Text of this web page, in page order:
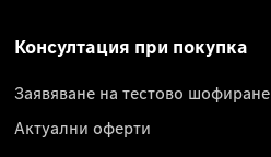
Консултация при покупка
Заявяване на тестово шофиране
Актуални оферти